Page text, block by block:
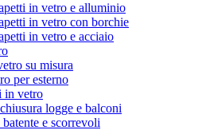
in vetro e alluminio
in vetro con borchie
in vetro e acciaio
su misura
per esterno
in vetro
logge e balconi
e scorrevoli